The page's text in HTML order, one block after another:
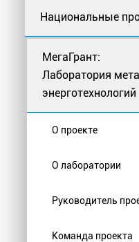
Национальные
МегаГрант:
Лаборатория
энерготехнологий
О проекте
О лаборатории
Руководитель
Команда проекта